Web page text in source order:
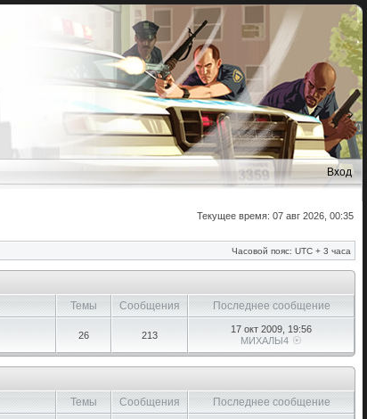
Вход
Текущее время: 07 авг 2026, 00:35
Часовой пояс: UTC + 3 часа
Темы Сообщения
Последнее сообщение
26 213
17 окт 2009, 19:56
МИХАЛЫ4
Темы Сообщения
Последнее сообщение